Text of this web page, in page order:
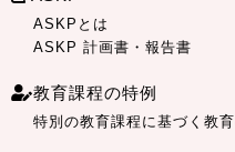
ASKPとは
ASKP 計画書・報告書
教育課程の特例
特別の教育課程に基づく教